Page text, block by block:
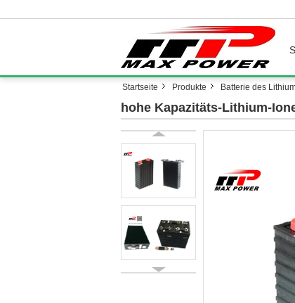
Startseite Produkte Batterie des
hohe Kapazitäts-Lithium-